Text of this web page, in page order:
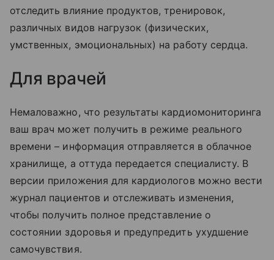
отследить влияние продуктов, тренировок,
различных видов нагрузок (физических,
умственных, эмоциональных) на работу сердца.
Для врачей
Немаловажно, что результаты кардиомониторинга
ваш врач может получить в режиме реального
времени – информация отправляется в облачное
хранилище, а оттуда передается специалисту. В
версии приложения для кардиологов можно вести
журнал пациентов и отслеживать изменения,
чтобы получить полное представление о
состоянии здоровья и предупредить ухудшение
самочувствия.